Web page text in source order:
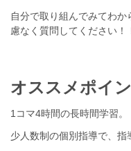
自分で取り組んでみてわ
慮なく質問してください！
オススメポイン
1コマ4時間の長時間学習。
少人数制の個別指導で、指